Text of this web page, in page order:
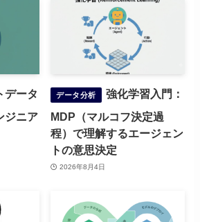
データ
ジニア
データ分析
強化学習入門：
MDP（マルコフ決定過
程）で理解するエージェン
トの意思決定
2026年8月4日